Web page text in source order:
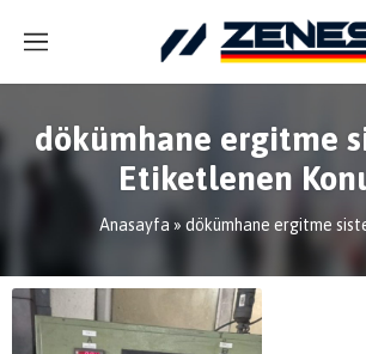
dökümhane ergitme
Etiketlenen
Anasayfa » dökümhane ergitme